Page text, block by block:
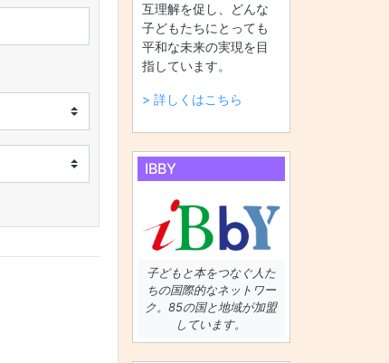
互理解を促し、どんな
子どもたちにとっても
平和な未来の実現を目
指しています。
> 詳しくはこちら
IBBY
子どもと本をつなぐ人た
ちの国際的なネットワー
ク。85の国と地域が加盟
しています。